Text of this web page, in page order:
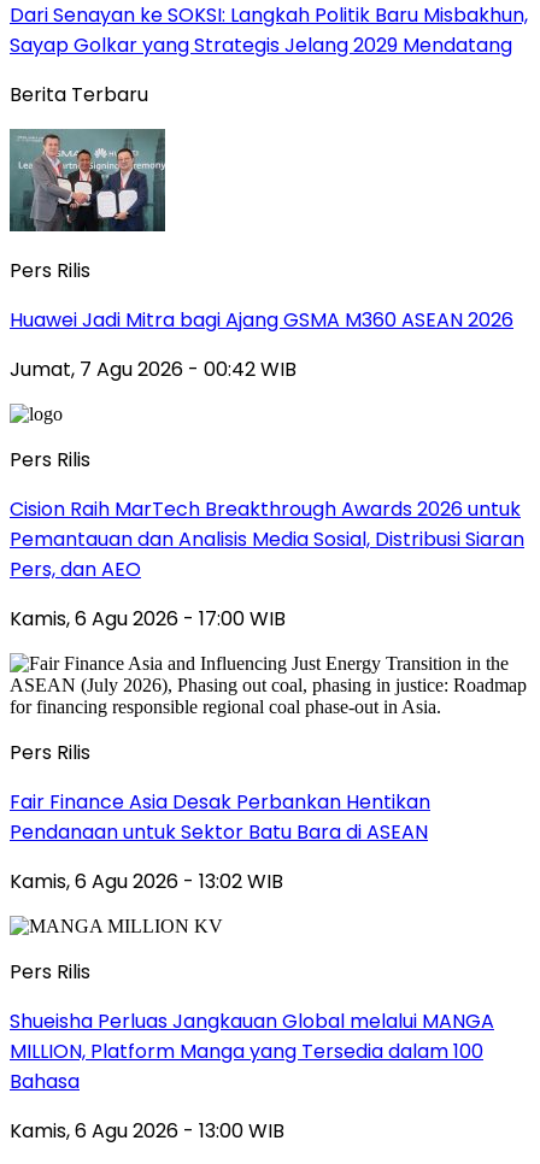
Dari Senayan ke SOKSI: Langkah Politik Baru Misbakhun,
Sayap Golkar yang Strategis Jelang 2029 Mendatang
Berita Terbaru
Pers Rilis
Huawei Jadi Mitra bagi Ajang GSMA M360 ASEAN 2026
Jumat, 7 Agu 2026 - 00:42 WIB
Pers Rilis
Cision Raih MarTech Breakthrough Awards 2026 untuk
Pemantauan dan Analisis Media Sosial, Distribusi Siaran
Pers, dan AEO
Kamis, 6 Agu 2026 - 17:00 WIB
Pers Rilis
Fair Finance Asia Desak Perbankan Hentikan
Pendanaan untuk Sektor Batu Bara di ASEAN
Kamis, 6 Agu 2026 - 13:02 WIB
Pers Rilis
Shueisha Perluas Jangkauan Global melalui MANGA
MILLION, Platform Manga yang Tersedia dalam 100
Bahasa
Kamis, 6 Agu 2026 - 13:00 WIB